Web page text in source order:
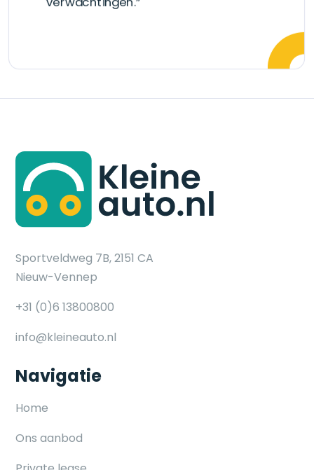
Sportveldweg 7B, 2151 CA
Nieuw-Vennep
+31 (0)6 13800800
info@kleineauto.nl
Navigatie
Home
Ons aanbod